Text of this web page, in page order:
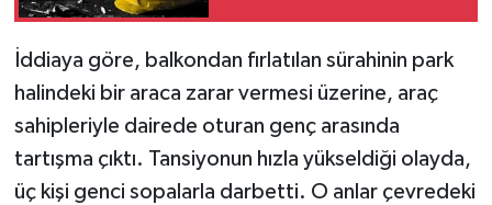
İddiaya göre, balkondan fırlatılan sürahinin park
halindeki bir araca zarar vermesi üzerine, araç
sahipleriyle dairede oturan genç arasında
tartışma çıktı. Tansiyonun hızla yükseldiği olayda,
üç kişi genci sopalarla darbetti. O anlar çevredeki